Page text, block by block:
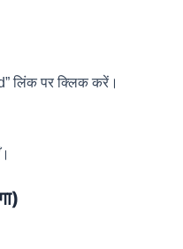
लिंक पर क्लिक करें।